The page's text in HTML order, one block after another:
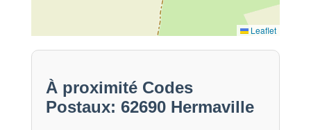
Leaflet
À proximité Codes
Postaux: 62690 Hermaville